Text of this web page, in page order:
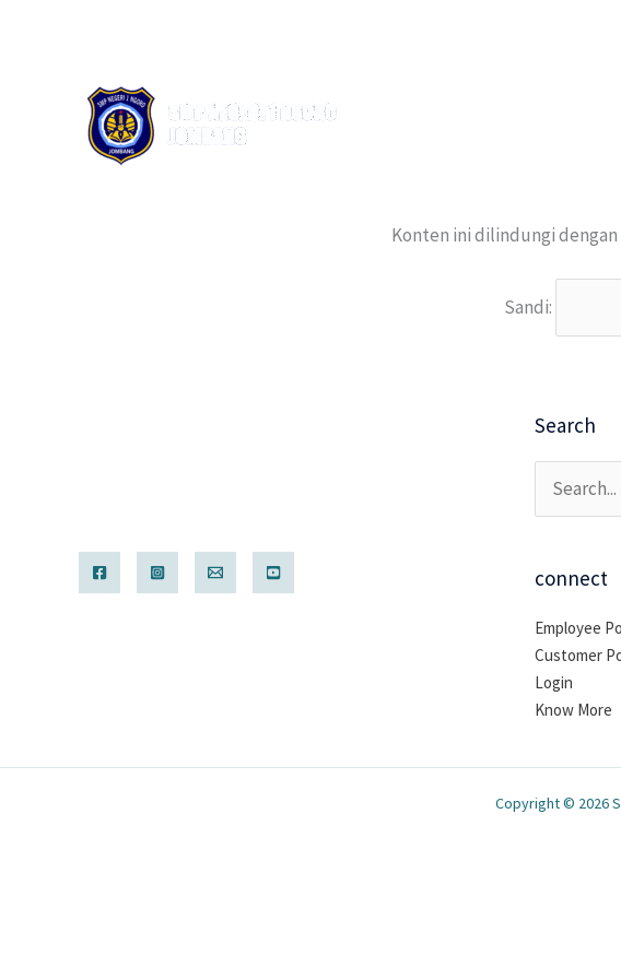
Konten ini dilindungi dengan
Sandi:
Search
Cari
untuk:
connect
Employee
Customer
Login
Know More
Copyright © 2026